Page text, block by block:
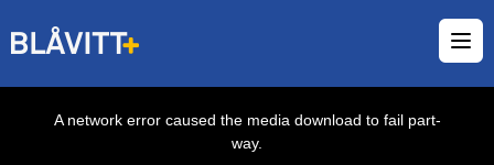
A network error caused the media download to fail part-
way.